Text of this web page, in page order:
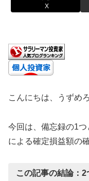
X
こんにちは、うずめ
今回は、備忘録の1
による確定損益額の
この記事の結論：